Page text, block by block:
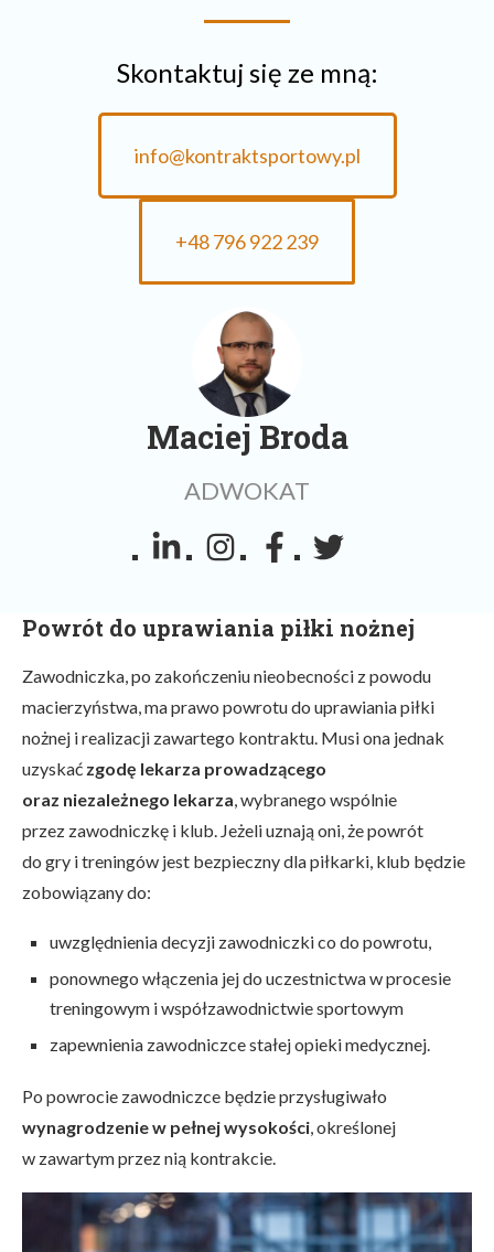
Skontaktuj się ze mną:
info@kontraktsportowy.pl
+48 796 922 239
Maciej Broda
ADWOKAT
Powrót do uprawiania piłki nożnej
Zawodniczka, po zakończeniu nieobecności z powodu
macierzyństwa, ma prawo powrotu do uprawiania piłki
nożnej i realizacji zawartego kontraktu. Musi ona jednak
uzyskać zgodę lekarza prowadzącego
oraz niezależnego lekarza, wybranego wspólnie
przez zawodniczkę i klub. Jeżeli uznają oni, że powrót
do gry i treningów jest bezpieczny dla piłkarki, klub będzie
zobowiązany do:
uwzględnienia decyzji zawodniczki co do powrotu,
ponownego włączenia jej do uczestnictwa w procesie
treningowym i współzawodnictwie sportowym
zapewnienia zawodniczce stałej opieki medycznej.
Po powrocie zawodniczce będzie przysługiwało
wynagrodzenie w pełnej wysokości, określonej
w zawartym przez nią kontrakcie.